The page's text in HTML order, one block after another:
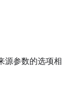
参数的选项相